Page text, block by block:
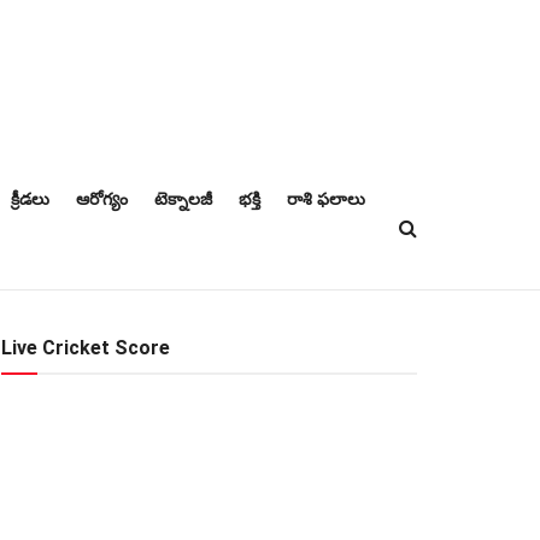
క్రీడలు ఆరోగ్యం టెక్నాలజీ భక్తి రాశి ఫలాలు
Live Cricket Score